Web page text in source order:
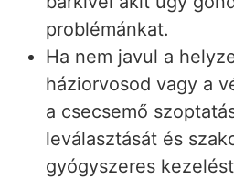
problémánkat.
Ha nem javul a
háziorvosod vagy a
a csecsemő
leválasztását és
gyógyszeres